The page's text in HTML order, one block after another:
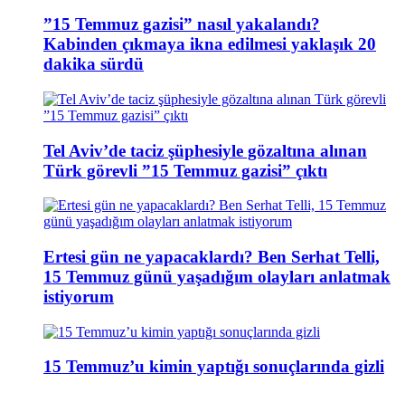
”15 Temmuz gazisi” nasıl yakalandı?
Kabinden çıkmaya ikna edilmesi yaklaşık 20
dakika sürdü
Tel Aviv’de taciz şüphesiyle gözaltına alınan
Türk görevli ”15 Temmuz gazisi” çıktı
Ertesi gün ne yapacaklardı? Ben Serhat Telli,
15 Temmuz günü yaşadığım olayları anlatmak
istiyorum
15 Temmuz’u kimin yaptığı sonuçlarında gizli